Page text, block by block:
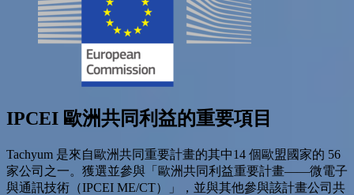
IPCEI 歐洲共同利益的重要項目
Tachyum 是來自歐洲共同重要計畫的其中14 個歐盟國家的 56
家公司之一。獲選並參與「歐洲共同利益重要計畫——微電子
與通訊技術（IPCEI ME/CT）」，並與其他參與該計畫公司共